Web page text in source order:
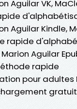
Aguilar VK,
Aguilar Kindle,
rapide
Aguilar
rapide
pour adultes
gratuit